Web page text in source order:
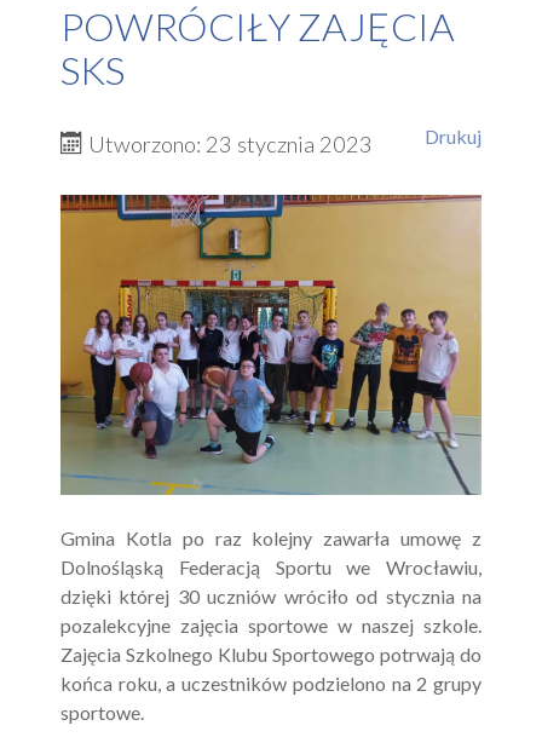
POWRÓCIŁY ZAJĘCIA
SKS
Drukuj
Utworzono: 23 stycznia 2023
Gmina Kotla po raz kolejny zawarła umowę z
Dolnośląską Federacją Sportu we Wrocławiu,
dzięki której 30 uczniów wróciło od stycznia na
pozalekcyjne zajęcia sportowe w naszej szkole.
Zajęcia Szkolnego Klubu Sportowego potrwają do
końca roku, a uczestników podzielono na 2 grupy
sportowe.